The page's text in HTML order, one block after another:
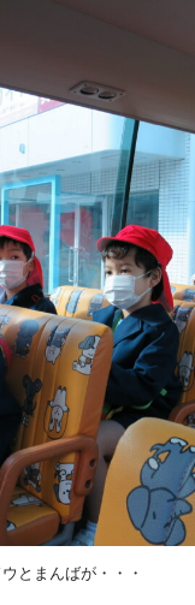
とまんばが・・・